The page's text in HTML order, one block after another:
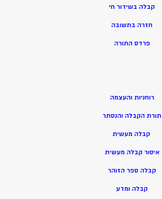
קבלה בשידור חי
חזרה בתשובה
פרדס התורה
רוחניות והעצמה
תורת הקבלה והנסתר
קבלה מעשית
איסור קבלה מעשית
קבלה ספר הזוהר
קבלה ומדע